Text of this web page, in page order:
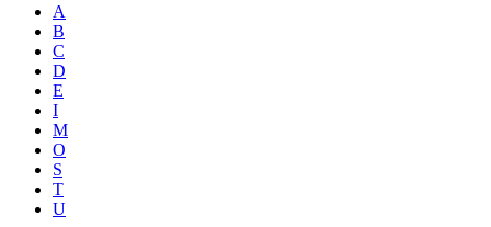
A
B
C
D
E
I
M
O
S
T
U